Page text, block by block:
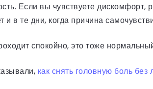
Если вы чувствуете
и в те дни, когда причина
спокойно, это тоже
как снять головную боль без